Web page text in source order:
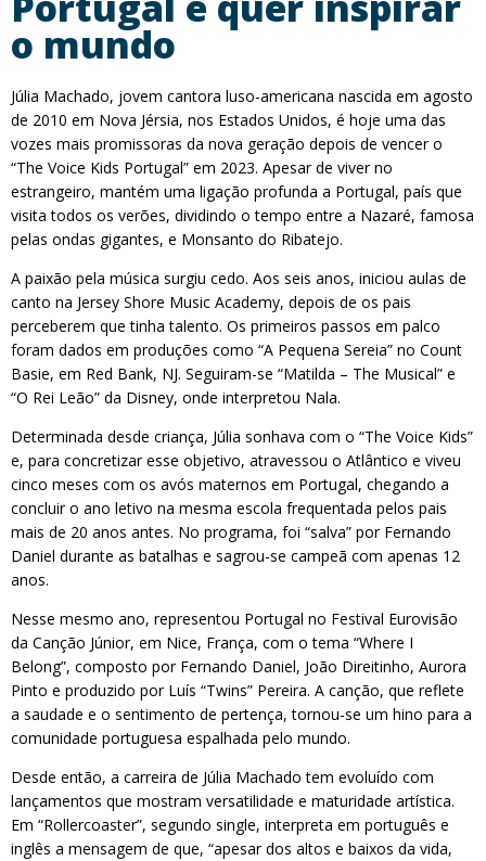
o mundo
Júlia Machado, jovem cantora luso-americana nascida em agosto
de 2010 em Nova Jérsia, nos Estados Unidos, é hoje uma das
vozes mais promissoras da nova geração depois de vencer o
“The Voice Kids Portugal” em 2023. Apesar de viver no
estrangeiro, mantém uma ligação profunda a Portugal, país que
visita todos os verões, dividindo o tempo entre a Nazaré, famosa
pelas ondas gigantes, e Monsanto do Ribatejo.
A paixão pela música surgiu cedo. Aos seis anos, iniciou aulas de
canto na Jersey Shore Music Academy, depois de os pais
perceberem que tinha talento. Os primeiros passos em palco
foram dados em produções como “A Pequena Sereia” no Count
Basie, em Red Bank, NJ. Seguiram-se “Matilda – The Musical” e
“O Rei Leão” da Disney, onde interpretou Nala.
Determinada desde criança, Júlia sonhava com o “The Voice Kids”
e, para concretizar esse objetivo, atravessou o Atlântico e viveu
cinco meses com os avós maternos em Portugal, chegando a
concluir o ano letivo na mesma escola frequentada pelos pais
mais de 20 anos antes. No programa, foi “salva” por Fernando
Daniel durante as batalhas e sagrou-se campeã com apenas 12
anos.
Nesse mesmo ano, representou Portugal no Festival Eurovisão
da Canção Júnior, em Nice, França, com o tema “Where I
Belong”, composto por Fernando Daniel, João Direitinho, Aurora
Pinto e produzido por Luís “Twins” Pereira. A canção, que reflete
a saudade e o sentimento de pertença, tornou-se um hino para a
comunidade portuguesa espalhada pelo mundo.
Desde então, a carreira de Júlia Machado tem evoluído com
lançamentos que mostram versatilidade e maturidade artística.
Em “Rollercoaster”, segundo single, interpreta em português e
inglês a mensagem de que, “apesar dos altos e baixos da vida,